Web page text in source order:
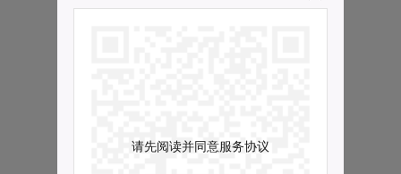
请先阅读并同意服务协议